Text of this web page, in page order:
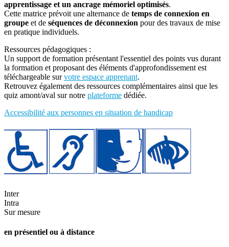
apprentissage et un ancrage mémoriel optimisés.
Cette matrice prévoit une alternance de temps de connexion en
groupe et de séquences de déconnexion pour des travaux de mise
en pratique individuels.
Ressources pédagogiques :
Un support de formation présentant l'essentiel des points vus durant
la formation et proposant des éléments d'approfondissement est
téléchargeable survotre espace apprenant.
Retrouvez également des ressources complémentaires ainsi que les
quiz amont/aval sur notre plateforme dédiée.
Accessibilité aux personnes en situation de handicap
Inter
Intra
Sur mesure
en présentiel ou à distance